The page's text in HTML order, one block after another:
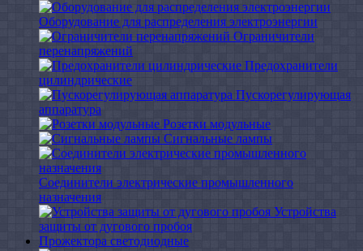
Оборудование для распределения электроэнергии
Ограничители
перенапряжений
Предохранители
цилиндрические
Пускорегулирующая
аппаратура
Розетки модульные
Сигнальные лампы
Соединители электрические промышленного
назначения
Устройства
защиты от дугового пробоя
Прожектора светодиодные